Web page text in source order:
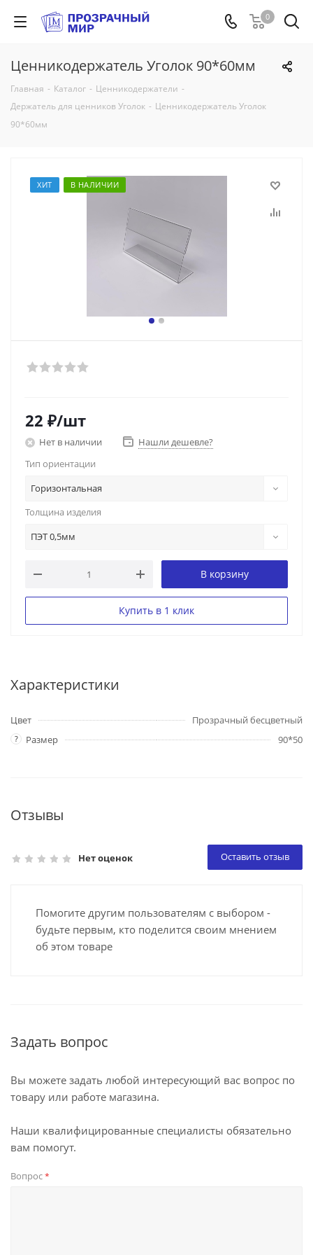
0
Ценникодержатель Уголок 90*60мм
Главная - Каталог - Ценникодержатели -
Держатель для ценников Уголок - Ценникодержатель Уголок
90*60мм
ХИТ В НАЛИЧИИ
22 ₽/шт
Нет в наличии
Нашли дешевле?
Тип ориентации
Горизонтальная
Толщина изделия
ПЭТ 0,5мм
В корзину
Купить в 1 клик
Характеристики
Цвет Прозрачный бесцветный
? Размер 90*50
Отзывы
Нет оценок Оставить отзыв
Помогите другим пользователям с выбором -
будьте первым, кто поделится своим мнением
об этом товаре
Задать вопрос
Вы можете задать любой интересующий вас вопрос по
товару или работе магазина.
Наши квалифицированные специалисты обязательно
вам помогут.
Вопрос*